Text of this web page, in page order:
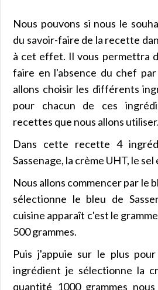
Nous pouvons si nous le
du savoir-faire de la recette
à cet effet. Il vous permettra
faire en l'absence du chef par
allons choisir les différents
pour chacun de ces
recettes que nous allons utiliser.
Dans cette recette 4
Sassenage, la crème UHT, le
Nous allons commencer par le
sélectionne le bleu de
cuisine apparaît c'est le
500 grammes.
Puis j'appuie sur le plus
ingrédient je sélectionne la
quantité 1000 grammes